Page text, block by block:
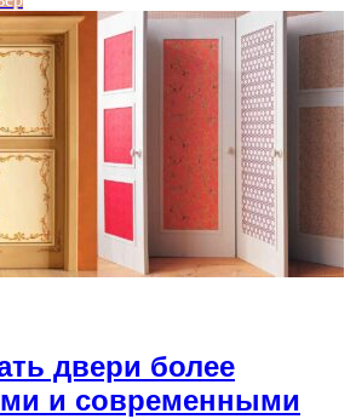
двери более
и современными